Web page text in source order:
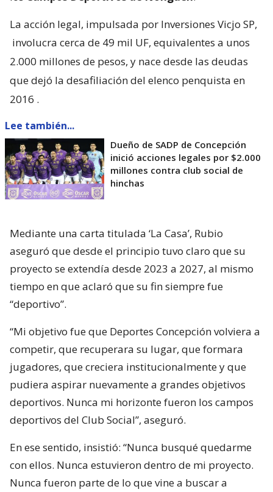
La acción legal, impulsada por Inversiones Vicjo SP,
involucra cerca de 49 mil UF, equivalentes a unos
2.000 millones de pesos, y nace desde las deudas
que dejó la desafiliación del elenco penquista en
2016 .
Lee también...
Dueño de SADP de Concepción
inició acciones legales por $2.000
millones contra club social de
hinchas
Mediante una carta titulada ‘La Casa’, Rubio
aseguró que desde el principio tuvo claro que su
proyecto se extendía desde 2023 a 2027, al mismo
tiempo en que aclaró que su fin siempre fue
“deportivo”.
“Mi objetivo fue que Deportes Concepción volviera a
competir, que recuperara su lugar, que formara
jugadores, que creciera institucionalmente y que
pudiera aspirar nuevamente a grandes objetivos
deportivos. Nunca mi horizonte fueron los campos
deportivos del Club Social”, aseguró.
En ese sentido, insistió: “Nunca busqué quedarme
con ellos. Nunca estuvieron dentro de mi proyecto.
Nunca fueron parte de lo que vine a buscar a